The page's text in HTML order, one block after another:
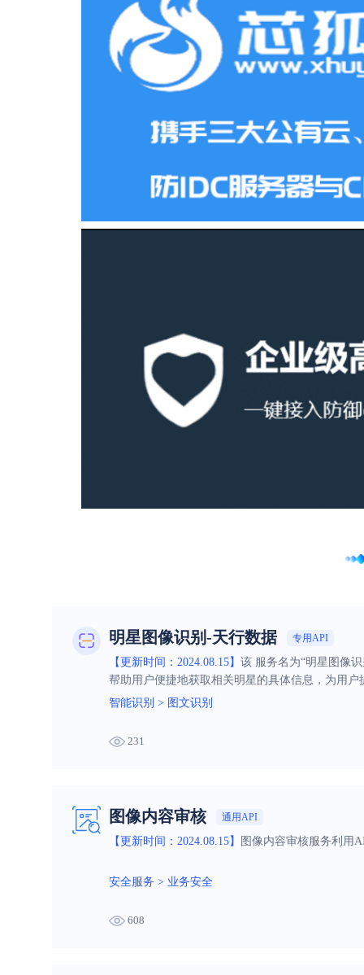
明星图像识别-天行数据 专用API
【更新时间：2024.08.15】 该 服务名为“明星图像
帮助用户便捷地获取相关明星的具体信息，为用
智能识别 > 图文识别
231
图像内容审核 通用API
【更新时间：2024.08.15】 图像内容审核服务利用
安全服务 > 业务安全
608